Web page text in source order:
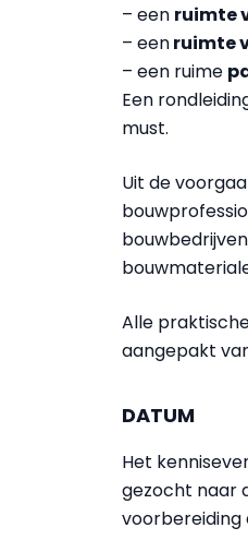
– een ruimte
– eenruimte
– een ruime
Een
must.
Uit de
Alle
aangepakt
DATUM
Het
gezocht naar
voorbereiding